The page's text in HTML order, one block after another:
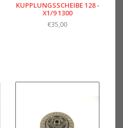
KUPPLUNGSSCHEIBE 128 -
X1/9 1300
€35,00